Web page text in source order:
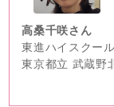
高桑千咲さん
東進ハイスクー
東京都立 武蔵野